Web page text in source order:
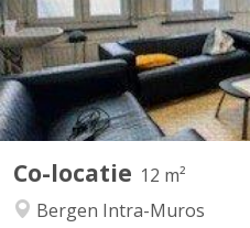
Co-locatie 12 m²
Bergen Intra-Muros